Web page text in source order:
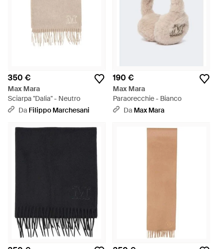
350 €
Max Mara
Sciarpa "Dalia" - Neutro
Da Filippo Marchesani
190 €
Max Mara
Paraorecchie - Bianco
Da Max Mara